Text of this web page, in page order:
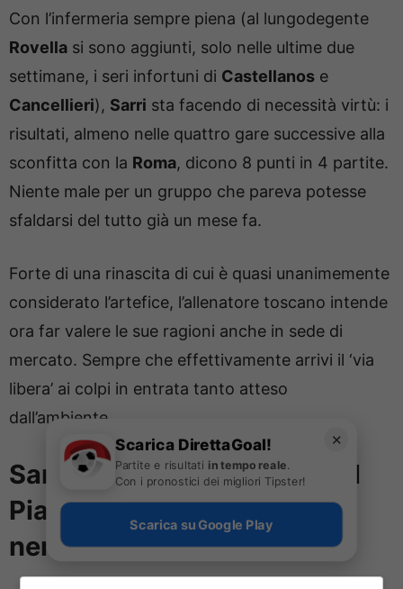
Con l’infermeria sempre piena (al lungodegente
Rovella si sono aggiunti, solo nelle ultime due
settimane, i seri infortuni di Castellanos e
Cancellieri), Sarri sta facendo di necessità virtù: i
risultati, almeno nelle quattro gare successive alla
sconfitta con la Roma, dicono 8 punti in 4 partite.
Niente male per un gruppo che pareva potesse
sfaldarsi del tutto già un mese fa.
Forte di una rinascita di cui è quasi unanimemente
considerato l’artefice, l’allenatore toscano intende
ora far valere le sue ragioni anche in sede di
mercato. Sempre che effettivamente arrivi il ‘via
libera’ ai colpi in entrata tanto atteso
dall’ambiente.
Sarri punta il pupillo: ecco il
Piano B se non arriva il
nerazzurro
✕
Scarica DirettaGoal!
Partite e risultati in tempo reale.
Con i pronostici dei migliori Tipster!
Scarica su Google Play